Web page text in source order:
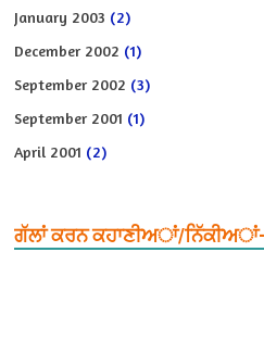
January 2003 (2)
December 2002 (1)
September 2002 (3)
September 2001 (1)
April 2001 (2)
ਗੱਲਾਂ ਕਰਨ ਕਹਾਣੀਅਾਂ/